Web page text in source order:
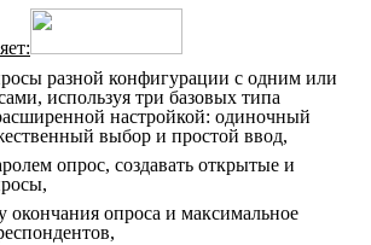
разной конфигурации с одним или
используя три базовых типа
настройкой: одиночный
выбор и простой ввод,
опрос, создавать открытые и
окончания опроса и максимальное